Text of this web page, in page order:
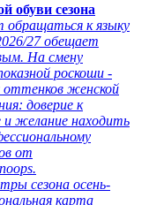
обуви сезона
к языку
27 обещает
На смену
роскоши -
оттенков женской
доверие к
и желание находить
от
сезона осень-
карта